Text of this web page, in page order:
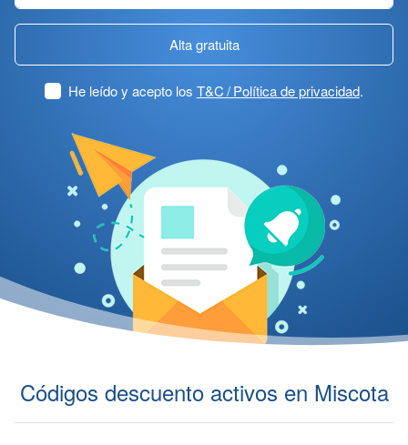
Alta gratuita
He leído y acepto los T&C / Política de privacidad.
Códigos descuento activos en Miscota